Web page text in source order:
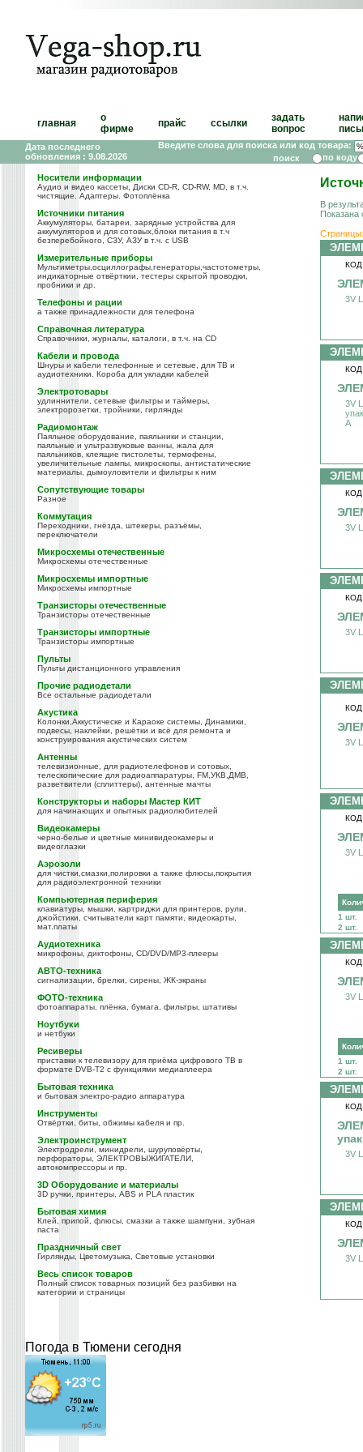
главная
о
фирме
прайс ссылки
задать
вопрос
Дата последнего
обновления : 9.08.2026
Введите слова для поиска или код товара:
по коду
Носители информации
Аудио и видео кассеты, Диски CD-R, CD-RW, MD, в т.ч.
чистящие. Адаптеры. Фотоплёнка
Источники питания
Аккумуляторы, батареи, зарядные устройства для
аккумуляторов и для сотовых,блоки питания в т.ч
безперебойного, СЗУ, АЗУ в т.ч. с USB
Измерительные приборы
Мультиметры,осциллографы,генераторы,частотометры,
индикаторные отвёрткии, тестеры скрытой проводки,
пробники и др.
Телефоны и рации
а также принадлежности для телефона
Справочная литература
Справочники, журналы, каталоги, в т.ч. на CD
Кабели и провода
Шнуры и кабели телефонные и сетевые, для ТВ и
аудиотехники. Короба для укладки кабелей
Электротовары
удлиннители, сетевые фильтры и таймеры,
электророзетки, тройники, гирлянды
Радиомонтаж
Паяльное оборудование, паяльники и станции,
паяльные и ультразвуковые ванны, жала для
паяльников, клеящие пистолеты, термофены,
увеличительные лампы, микроскопы, антистатические
материалы, дымоуловители и фильтры к ним
Сопутствующие товары
Разное
Коммутация
Переходники, гнёзда, штекеры, разъёмы,
переключатели
Микросхемы отечественные
Микросхемы отечественные
Микросхемы импортные
Микросхемы импортные
Транзисторы отечественные
Транзисторы отечественные
Транзисторы импортные
Транзисторы импортные
Пульты
Пульты дистанционного управления
Прочие радиодетали
Все остальные радиодетали
Акустика
Колонки,Аккустическе и Караоке системы, Динамики,
подвесы, наклейки, решётки и всё для ремонта и
конструирования акустических систем
Антенны
телевизионные, для радиотелефонов и сотовых,
телескопические для радиоаппаратуры, FM,УКВ,ДМВ,
разветвители (сплиттеры), антенные мачты
Конструкторы и наборы Мастер КИТ
для начинающих и опытных радиолюбителей
Видеокамеры
черно-белые и цветные минивидеокамеры и
видеоглазки
Аэрозоли
для чистки,смазки,полировки а также флюсы,покрытия
для радиоэлектронной техники
Компьютерная периферия
клавиатуры, мышки, картриджи для принтеров, рули,
джойстики, считыватели карт памяти, видеокарты,
мат.платы
Аудиотехника
микрофоны, диктофоны, CD/DVD/MP3-плееры
АВТО-техника
сигнализации, брелки, сирены, ЖК-экраны
ФОТО-техника
фотоаппараты, плёнка, бумага, фильтры, штативы
Ноутбуки
и нетбуки
Ресиверы
приставки к телевизору для приёма цифрового ТВ в
формате DVB-T2 с функциями медиаплеера
Бытовая техника
и бытовая электро-радио аппаратура
Инструменты
Отвёртки, биты, обжимы кабеля и пр.
Электроинструмент
Электродрели, минидрели, шуруповёрты,
перфораторы, ЭЛЕКТРОВЫЖИГАТЕЛИ,
автокомпрессоры и пр.
3D Оборудование и материалы
3D ручки, принтеры, ABS и PLA пластик
Бытовая химия
Клей, припой, флюсы, смазки а также шампуни, зубная
паста
Праздничный свет
Гирлянды, Цветомузыка, Световые установки
Весь список товаров
Полный список товарных позиций без разбивки на
категории и страницы
Погода в Тюмени сегодня
В
Показана
КОД
3V
КОД
3V
А
КОД
3V
КОД
3V
КОД
3V
КОД
3V
1 шт.
2 шт.
КОД
3V
1 шт.
2 шт.
КОД
3V
КОД
3V